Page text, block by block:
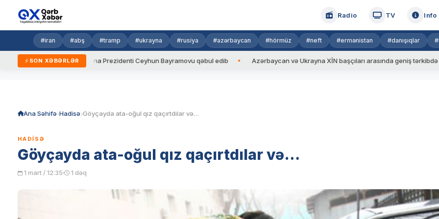
Radio TV Info
#iran #abş #tramp #ukrayna #rusiya #azərbaycan #hörmüz #neft #ermənistan #danışıqlar
SON XƏBƏRLƏR
Ukrayna Prezidenti Ceyhun Bayramovu qəbul edib Azərbaycan və Ukrayna XİN başçıları arasında geniş tərkibdə görüş
Ana Səhifə Hadisə Göyçayda ata-oğul qız qaçırtdılar və…
HADISƏ
Göyçayda ata-oğul qız qaçırtdılar və…
1 mart / 12:35 1 dəq